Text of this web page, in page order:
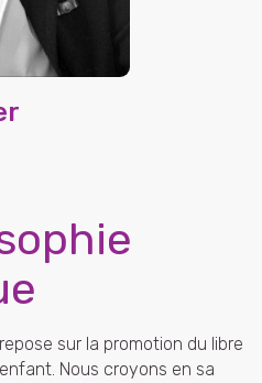
sur la promotion du libre
Nous croyons en sa